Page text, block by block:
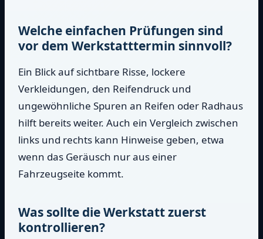
Welche einfachen Prüfungen sind
vor dem Werkstatttermin sinnvoll?
Ein Blick auf sichtbare Risse, lockere
Verkleidungen, den Reifendruck und
ungewöhnliche Spuren an Reifen oder Radhaus
hilft bereits weiter. Auch ein Vergleich zwischen
links und rechts kann Hinweise geben, etwa
wenn das Geräusch nur aus einer
Fahrzeugseite kommt.
Was sollte die Werkstatt zuerst
kontrollieren?